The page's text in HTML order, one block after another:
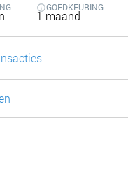
GOEDKEURING
1 maand